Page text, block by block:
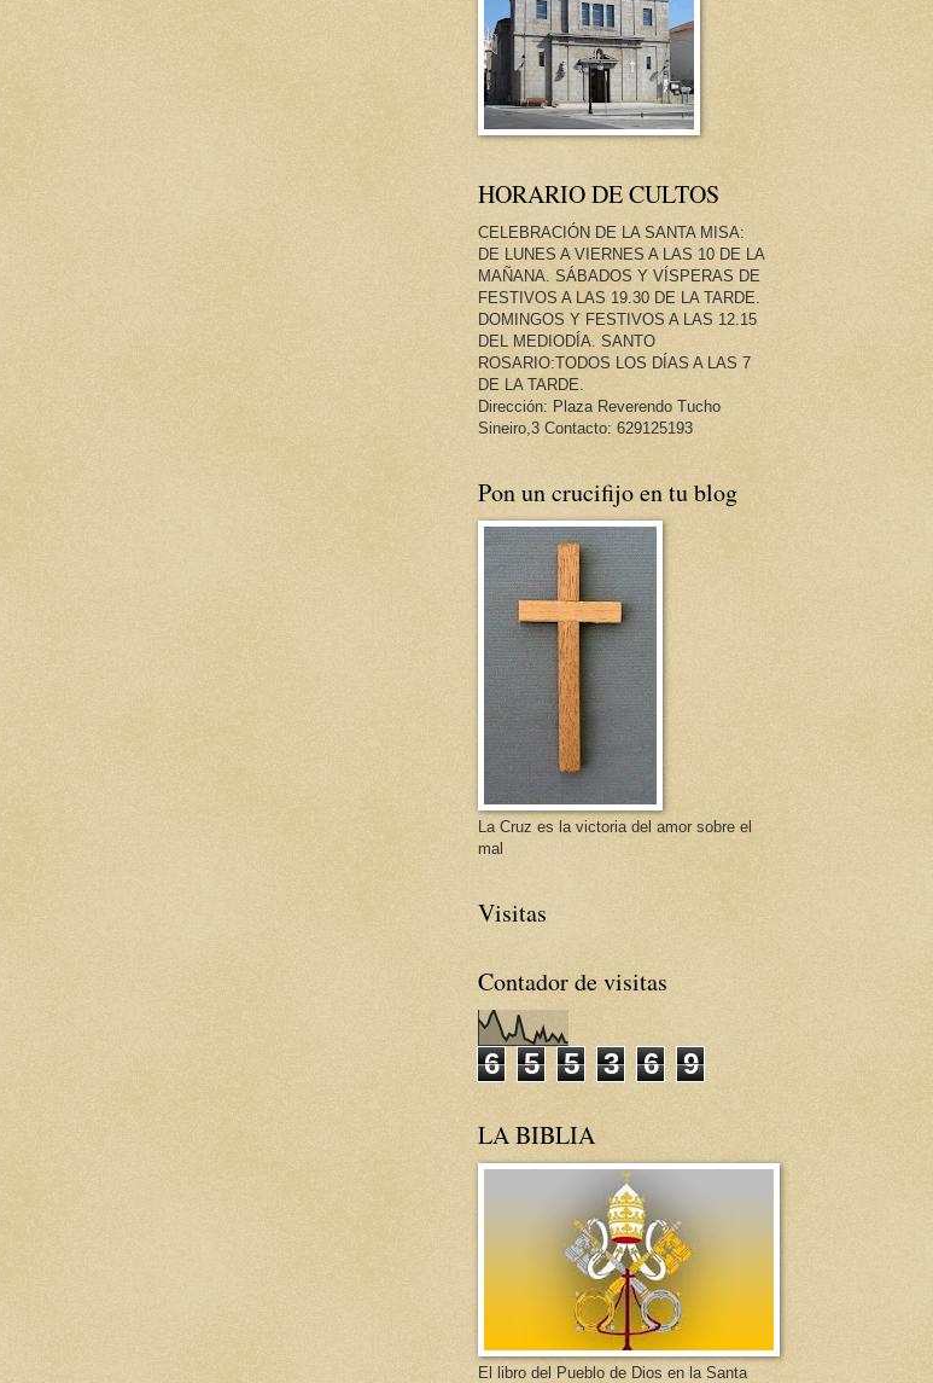
HORARIO DE CULTOS
CELEBRACIÓN DE LA SANTA MISA:
DE LUNES A VIERNES A LAS 10 DE LA
MAÑANA. SÁBADOS Y VÍSPERAS DE
FESTIVOS A LAS 19.30 DE LA TARDE.
DOMINGOS Y FESTIVOS A LAS 12.15
DEL MEDIODÍA. SANTO
ROSARIO:TODOS LOS DÍAS A LAS 7
DE LA TARDE.
Dirección: Plaza Reverendo Tucho
Sineiro,3 Contacto: 629125193
Pon un crucifijo en tu blog
La Cruz es la victoria del amor sobre el
mal
Visitas
Contador de visitas
6 5 5 3 6 9
LA BIBLIA
El libro del Pueblo de Dios en la Santa